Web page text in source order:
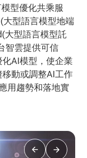
型優化共乘服
大型語言模型地端
大型語言模型託
智雲提供可信
AI模型，使企業
動或調整AI工作
用趨勢和落地實